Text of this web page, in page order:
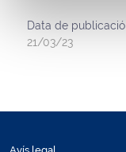
Data de publicació
21/03/23